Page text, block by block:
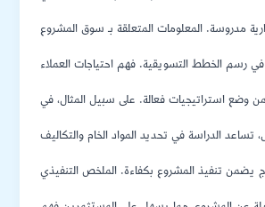
مدروسة. المعلومات المتعلقة بـ سوق المشروع
في رسم الخطط التسويقية. فهم احتياجات العملاء
وضع استراتيجيات فعالة. على سبيل المثال، في
تساعد الدراسة في تحديد المواد الخام والتكاليف
يضمن تنفيذ المشروع بكفاءة. الملخص التنفيذي